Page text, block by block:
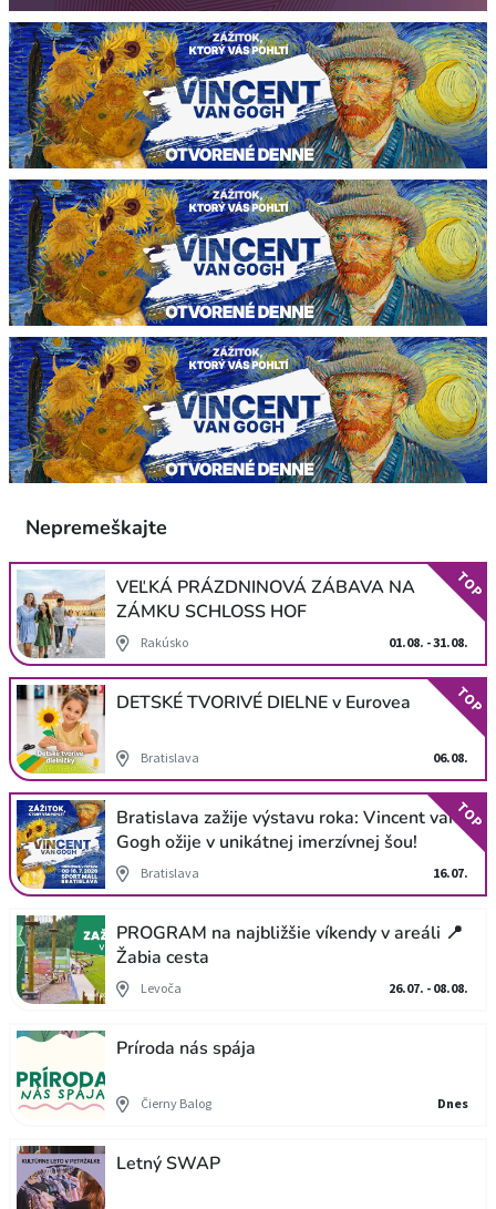
Nepremeškajte
VEĽKÁ PRÁZDNINOVÁ ZÁBAVA NA
ZÁMKU SCHLOSS HOF
Rakúsko 01.08. - 31.08.
TOP
DETSKÉ TVORIVÉ DIELNE v Eurovea
Bratislava 06.08.
TOP
Bratislava zažije výstavu roka: Vincent van
Gogh ožije v unikátnej imerzívnej šou!
Bratislava 16.07.
TOP
PROGRAM na najbližšie víkendy v areáli 📍
Žabia cesta
Levoča 26.07. - 08.08.
Príroda nás spája
Čierny Balog Dnes
Letný SWAP